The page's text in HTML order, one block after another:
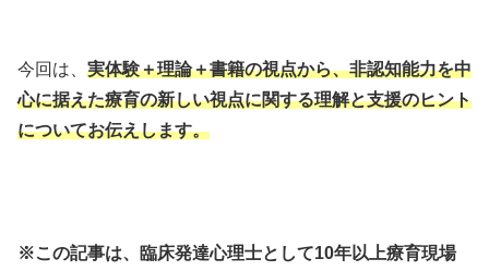
今回は、 実体験＋理論＋書籍の視点から、非認知能力を中
心に据えた療育の新しい視点に関する理解と支援のヒント
についてお伝えします。
※この記事は、臨床発達心理士として10年以上療育現場